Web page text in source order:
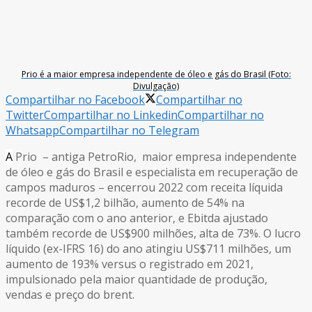
Prio é a maior empresa independente de óleo e gás do Brasil (Foto:
Divulgação)
Compartilhar no Facebook
Compartilhar no
TwitterCompartilhar no LinkedinCompartilhar no
WhatsappCompartilhar no Telegram
A Prio – antiga PetroRio, maior empresa independente
de óleo e gás do Brasil e especialista em recuperação de
campos maduros – encerrou 2022 com receita líquida
recorde de US$1,2 bilhão, aumento de 54% na
comparação com o ano anterior, e Ebitda ajustado
também recorde de US$900 milhões, alta de 73%. O lucro
líquido (ex-IFRS 16) do ano atingiu US$711 milhões, um
aumento de 193% versus o registrado em 2021,
impulsionado pela maior quantidade de produção,
vendas e preço do brent.